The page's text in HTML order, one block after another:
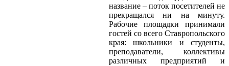
название – поток посетителей не
прекращался ни на минуту.
Рабочие площадки принимали
гостей со всего Ставропольского
края: школьники и студенты,
преподаватели, коллективы
различных предприятий и